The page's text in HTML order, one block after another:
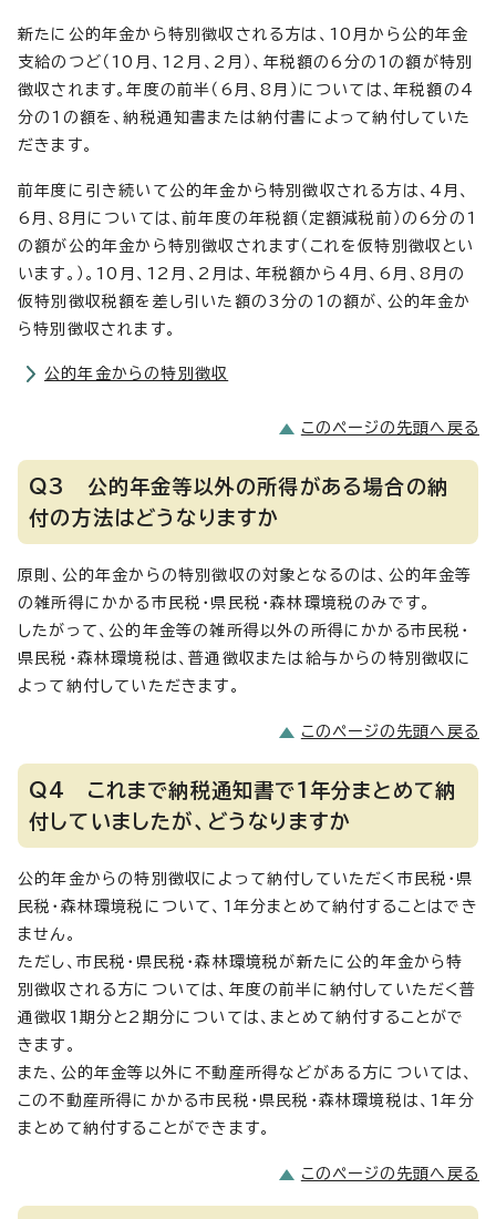
新たに公的年金から特別徴収される方は、10月から公的年金
支給のつど（10月、12月、2月）、年税額の6分の1の額が特別
徴収されます。年度の前半（6月、8月）については、年税額の4
分の1の額を、納税通知書または納付書によって納付していた
だきます。
前年度に引き続いて公的年金から特別徴収される方は、4月、
6月、8月については、前年度の年税額（定額減税前）の6分の1
の額が公的年金から特別徴収されます（これを仮特別徴収とい
います。）。10月、12月、2月は、年税額から4月、6月、8月の
仮特別徴収税額を差し引いた額の3分の1の額が、公的年金か
ら特別徴収されます。
公的年金からの特別徴収
このページの先頭へ戻る
Q3 公的年金等以外の所得がある場合の納
付の方法はどうなりますか
原則、公的年金からの特別徴収の対象となるのは、公的年金等
の雑所得にかかる市民税・県民税・森林環境税のみです。
したがって、公的年金等の雑所得以外の所得にかかる市民税・
県民税・森林環境税は、普通徴収または給与からの特別徴収に
よって納付していただきます。
このページの先頭へ戻る
Q4 これまで納税通知書で1年分まとめて納
付していましたが、どうなりますか
公的年金からの特別徴収によって納付していただく市民税・県
民税・森林環境税について、1年分まとめて納付することはでき
ません。
ただし、市民税・県民税・森林環境税が新たに公的年金から特
別徴収される方については、年度の前半に納付していただく普
通徴収1期分と2期分については、まとめて納付することがで
きます。
また、公的年金等以外に不動産所得などがある方については、
この不動産所得にかかる市民税・県民税・森林環境税は、1年分
まとめて納付することができます。
このページの先頭へ戻る